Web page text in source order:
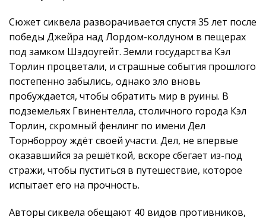
Сюжет сиквела разворачивается спустя 35 лет после
победы Джейра над Лордом-колдуном в пещерах
под замком Шэдоугейт. Земли государства Кэл
Торлин процветали, и страшные события прошлого
постепенно забылись, однако зло вновь
пробуждается, чтобы обратить мир в руины. В
подземельях Гвинентелла, столичного города Кэл
Торлин, скромный фенлинг по имени Дел
Торнборроу ждёт своей участи. Дел, не впервые
оказавшийся за решёткой, вскоре сбегает из-под
стражи, чтобы пуститься в путешествие, которое
испытает его на прочность.
Авторы сиквела обещают 40 видов противников,